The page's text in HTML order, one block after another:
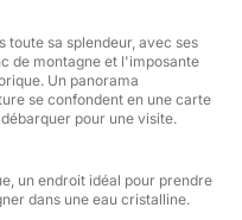
nécessaire pour une
soleil, une douche
Bluetooth, des ports
réfrigérateur. Ce
personnes, idéal
d'amis.
toute sa splendeur, avec ses
de montagne et l'imposante
Un panorama
se confondent en une carte
pour une visite.
un endroit idéal pour prendre
dans une eau cristalline.